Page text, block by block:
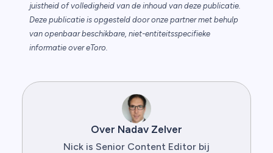
juistheid of volledigheid van de inhoud van deze publicatie.
Deze publicatie is opgesteld door onze partner met behulp
van openbaar beschikbare, niet-entiteitsspecifieke
informatie over eToro.
Over Nadav Zelver
Nick is Senior Content Editor bij